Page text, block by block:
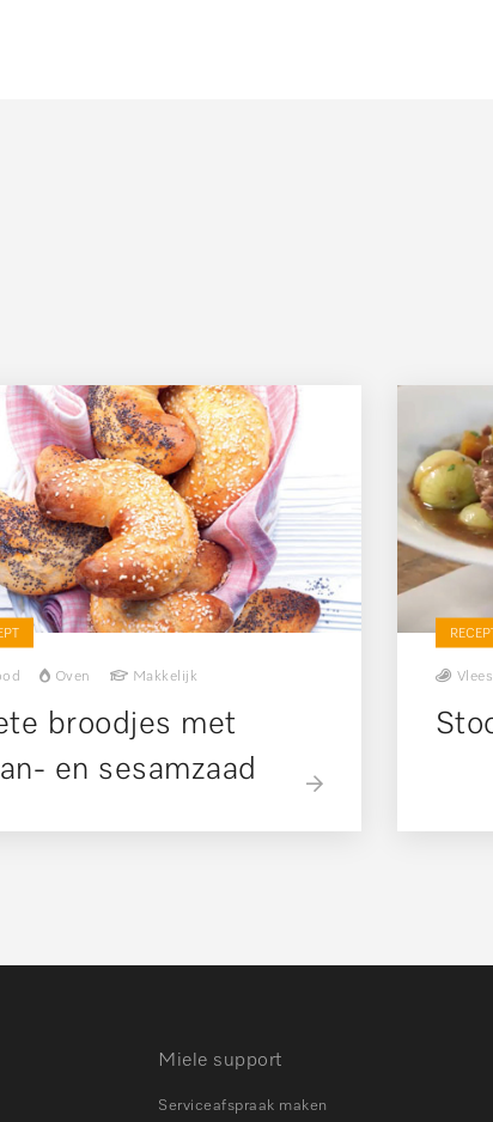
Oven Makkelijk
broodjes met
en sesamzaad
Vlees
Miele support
Serviceafspraak maken